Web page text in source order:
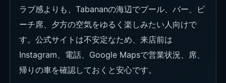
ラブ感よりも、Tabananの海辺でプール、バー、ビ
ーチ席、夕方の空気をゆるく楽しみたい人向けで
す。公式サイトは不安定なため、来店前は
Instagram、電話、Google Mapsで営業状況、席、
帰りの車を確認しておくと安心です。